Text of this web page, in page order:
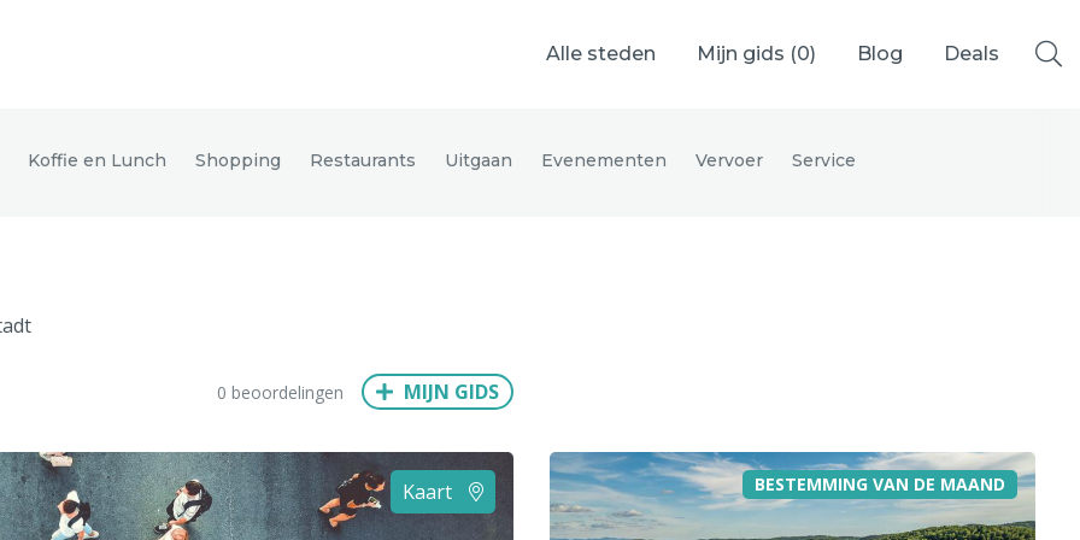
Alle steden Mijn gids (0) Blog Deals
München Wenen Budapest Bangkok
Koffie en Lunch Shopping Restaurants Uitgaan Evenementen Vervoer Service
0 beoordelingen MIJN GIDS
Kaart BESTEMMING VAN DE MAAND